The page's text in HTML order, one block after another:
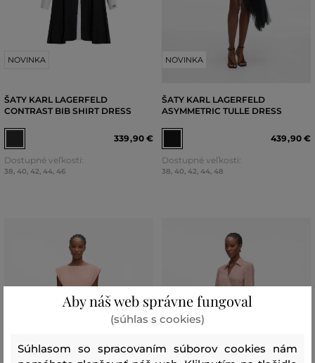
NOVINKA
ŠATY KARL LAGERFELD
CONTRAST BIB SHIRT DRESS
339,90 €
Dostupné veľkosti:
38, 40, 42, 44, 46
NOVINKA
ŠATY KARL LAGERFELD
ASYMMETRIC TULLE DRESS
439,90 €
Dostupné veľkosti:
38, 40, 42, 44, 48
Aby náš web správne fungoval
(súhlas s cookies)
Súhlasom so spracovaním súborov cookies nám